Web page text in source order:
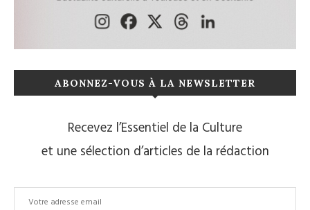
ABONNEZ-VOUS À LA NEWSLETTER
Recevez l’Essentiel de la Culture
et une sélection d’articles de la rédaction